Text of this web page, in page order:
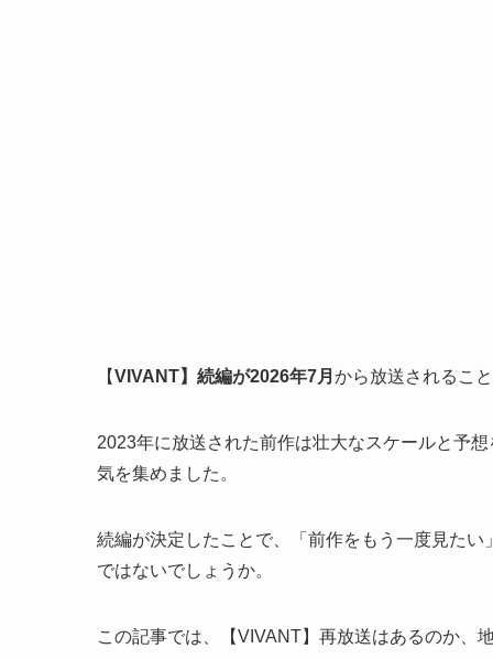
【VIVANT】続編が2026年7月 から放送されるこ
2023年に放送された前作は壮大なスケールと予
気を集めました。
続編が決定したことで、「前作をもう一度見た
ではないでしょうか。
この記事では、【VIVANT】再放送はあるのか、